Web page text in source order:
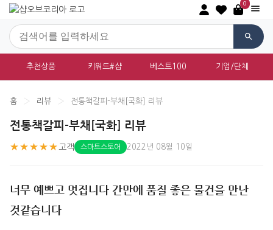
0
추천상품 키워드#샵 베스트100 기업/단체
홈 › 리뷰 › 전통책갈피-부채[국화] 리뷰
전통책갈피-부채[국화] 리뷰
★★★★★ 고객 스마트스토어 2022년 08월 10일
너무 예쁘고 멋집니다 간만에 품질 좋은 물건을 만난
것같습니다